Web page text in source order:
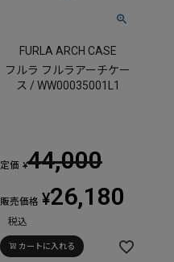
FURLA ARCH CASE
フルラ フルラアーチケー
ス / WW00035001L1
定価 ¥44,000
販売価格 ¥26,180
税込
カートに入れる